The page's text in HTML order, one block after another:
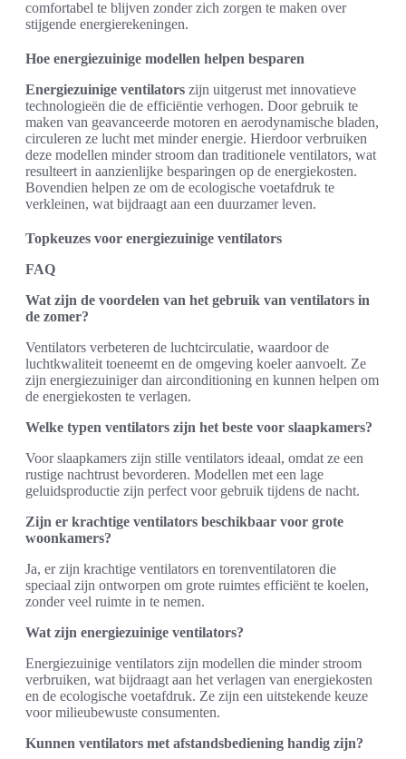
comfortabel te blijven zonder zich zorgen te maken over
stijgende energierekeningen.
Hoe energiezuinige modellen helpen besparen
Energiezuinige ventilators zijn uitgerust met innovatieve
technologieën die de efficiëntie verhogen. Door gebruik te
maken van geavanceerde motoren en aerodynamische bladen,
circuleren ze lucht met minder energie. Hierdoor verbruiken
deze modellen minder stroom dan traditionele ventilators, wat
resulteert in aanzienlijke besparingen op de energiekosten.
Bovendien helpen ze om de ecologische voetafdruk te
verkleinen, wat bijdraagt aan een duurzamer leven.
Topkeuzes voor energiezuinige ventilators
FAQ
Wat zijn de voordelen van het gebruik van ventilators in
de zomer?
Ventilators verbeteren de luchtcirculatie, waardoor de
luchtkwaliteit toeneemt en de omgeving koeler aanvoelt. Ze
zijn energiezuiniger dan airconditioning en kunnen helpen om
de energiekosten te verlagen.
Welke typen ventilators zijn het beste voor slaapkamers?
Voor slaapkamers zijn stille ventilators ideaal, omdat ze een
rustige nachtrust bevorderen. Modellen met een lage
geluidsproductie zijn perfect voor gebruik tijdens de nacht.
Zijn er krachtige ventilators beschikbaar voor grote
woonkamers?
Ja, er zijn krachtige ventilators en torenventilatoren die
speciaal zijn ontworpen om grote ruimtes efficiënt te koelen,
zonder veel ruimte in te nemen.
Wat zijn energiezuinige ventilators?
Energiezuinige ventilators zijn modellen die minder stroom
verbruiken, wat bijdraagt aan het verlagen van energiekosten
en de ecologische voetafdruk. Ze zijn een uitstekende keuze
voor milieubewuste consumenten.
Kunnen ventilators met afstandsbediening handig zijn?